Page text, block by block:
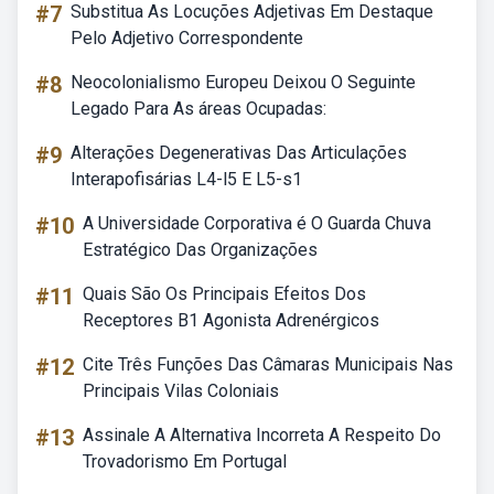
#7 Substitua As Locuções Adjetivas Em Destaque
Pelo Adjetivo Correspondente
#8 Neocolonialismo Europeu Deixou O Seguinte
Legado Para As áreas Ocupadas:
#9 Alterações Degenerativas Das Articulações
Interapofisárias L4-l5 E L5-s1
#10 A Universidade Corporativa é O Guarda Chuva
Estratégico Das Organizações
#11 Quais São Os Principais Efeitos Dos
Receptores B1 Agonista Adrenérgicos
#12 Cite Três Funções Das Câmaras Municipais Nas
Principais Vilas Coloniais
#13 Assinale A Alternativa Incorreta A Respeito Do
Trovadorismo Em Portugal